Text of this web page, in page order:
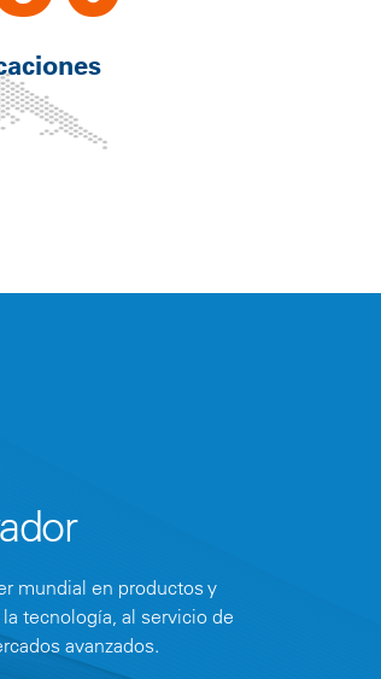
mundial en productos y
tecnología, al servicio de
avanzados.